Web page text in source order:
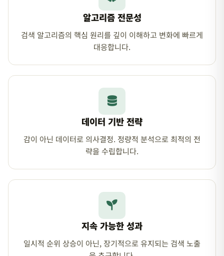
알고리즘 전문성
검색 알고리즘의 핵심 원리를 깊이 이해하고 변화에 빠르게
대응합니다.
데이터 기반 전략
감이 아닌 데이터로 의사결정. 정량적 분석으로 최적의 전
략을 수립합니다.
지속 가능한 성과
일시적 순위 상승이 아닌, 장기적으로 유지되는 검색 노출